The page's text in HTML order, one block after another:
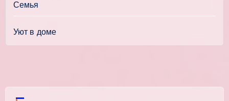
Семья
Уют в доме